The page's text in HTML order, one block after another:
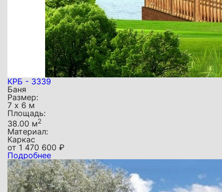
КРБ - 3339
Баня
Размер:
7 х 6 м
Площадь:
38.00 м2
Материал:
Каркас
от1 470 600 ₽
Подробнее